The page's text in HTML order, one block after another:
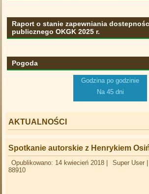
Raport o stanie zapewniania
publicznego OKGK 2025 r.
Pogoda
Godzina po godzinie
Na 45 dni
AKTUALNOŚCI
Spotkanie autorskie z Henrykiem
Opublikowano: 14 kwiecień 2018 Super User
88910